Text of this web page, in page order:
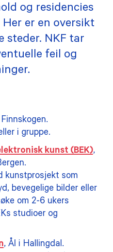
og residencies
er en oversikt
steder. NKF tar
feil og
i gruppe.
kunst (BEK),
kunstprosjekt som
bevegelige bilder eller
om 2-6 ukers
studioer og
, Ål i Hallingdal.